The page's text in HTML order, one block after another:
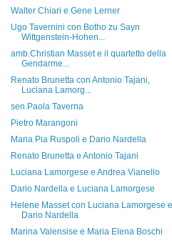
Walter Chiari e Gene Lerner
Ugo Tavernini con Botho zu Sayn
Wittgenstein-Hohen...
amb.Christian Masset e il quartetto della
Gendarme...
Renato Brunetta con Antonio Tajani,
Luciana Lamorg...
sen.Paola Taverna
Pietro Marangoni
Maria Pia Ruspoli e Dario Nardella
Renato Brunetta e Antonio Tajani
Luciana Lamorgese e Andrea Vianello
Dario Nardella e Luciana Lamorgese
Helene Masset con Luciana Lamorgese e
Dario Nardella
Marina Valensise e Maria Elena Boschi